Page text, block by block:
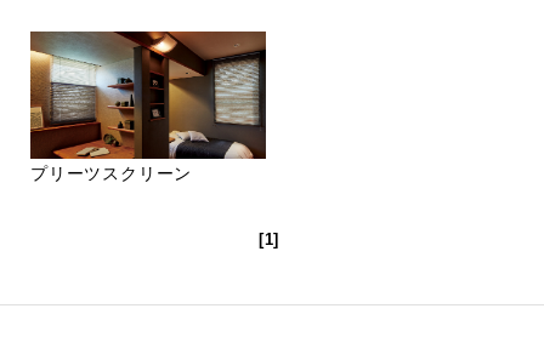
プリーツスクリーン
[1]